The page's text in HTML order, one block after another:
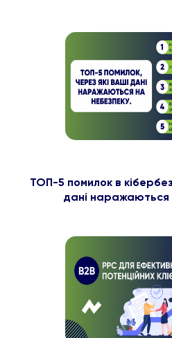
ТОП-5 помилок в
дані наражаються